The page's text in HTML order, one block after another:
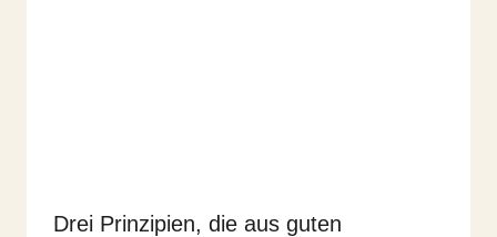
Drei Prinzipien, die aus guten